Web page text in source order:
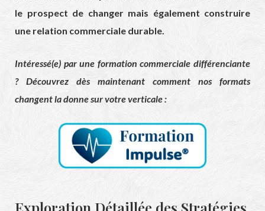
le prospect de changer mais également construire
une relation commerciale durable.
Intéressé(e) par une formation commerciale différenciante
? Découvrez dès maintenant comment nos formats
changent la donne sur votre verticale :